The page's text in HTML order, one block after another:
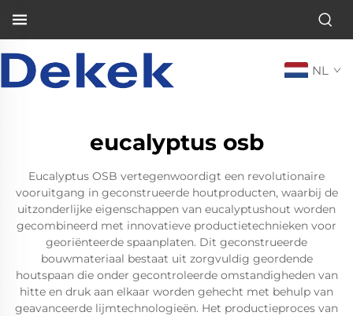
NL
eucalyptus osb
Eucalyptus OSB vertegenwoordigt een revolutionaire
vooruitgang in geconstrueerde houtproducten, waarbij de
uitzonderlijke eigenschappen van eucalyptushout worden
gecombineerd met innovatieve productietechnieken voor
georiënteerde spaanplaten. Dit geconstrueerde
bouwmateriaal bestaat uit zorgvuldig geordende
houtspaan die onder gecontroleerde omstandigheden van
hitte en druk aan elkaar worden gehecht met behulp van
geavanceerde lijmtechnologieën. Het productieproces van